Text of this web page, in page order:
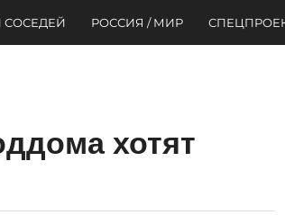
СОСЕДЕЙ РОССИЯ / МИР
хотят